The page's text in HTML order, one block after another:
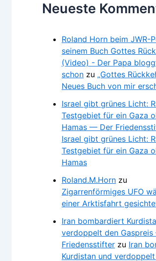
Neueste
Roland Horn beim JWR-
seinem Buch Gottes
(Video) - Der Papa
schon zu „Gottes
Neues Buch von mir
Israel gibt grünes Licht:
Testgebiet für ein Gaza
Hamas — Der
Israel gibt grünes Licht:
Testgebiet für ein Gaza
Hamas
Roland.M.Horn zu
Zigarrenförmiges UFO
einer Arktisfahrt
Iran bombardiert
verdoppelt den
Friedensstifter zu Iran
Kurdistan und